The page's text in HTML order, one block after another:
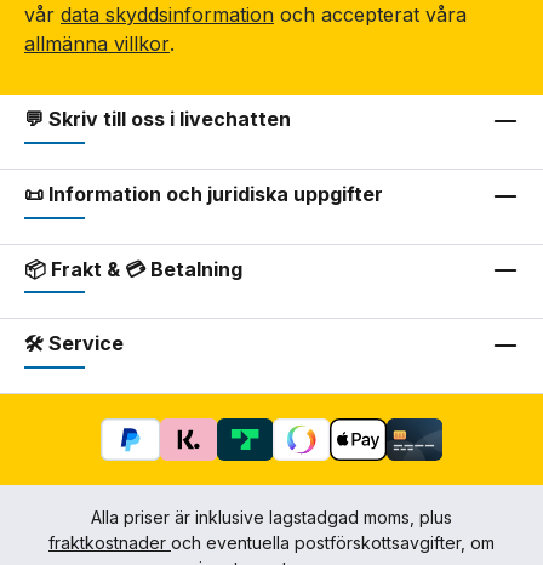
vår data skyddsinformation och accepterat våra
allmänna villkor.
💬 Skriv till oss i livechatten
📜 Information och juridiska uppgifter
📦 Frakt & 💳 Betalning
🛠 Service
Alla priser är inklusive lagstadgad moms, plus
fraktkostnader och eventuella postförskottsavgifter, om